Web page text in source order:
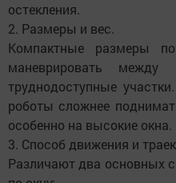
остекления.
2. Размеры и вес.
Компактные размеры
маневрировать
труднодоступные
роботы сложнее
особенно на высокие окна.
3. Способ движения и
Различают два основных